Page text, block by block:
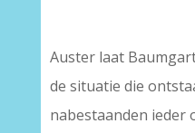
Auster laat
de situatie die
nabestaanden ieder